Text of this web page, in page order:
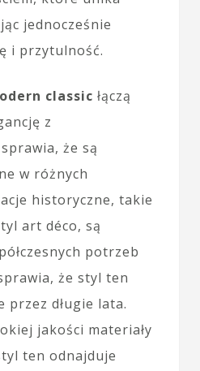
jednocześnie
i przytulność.
classic łączą
z
że są
w różnych
historyczne, takie
art déco, są
potrzeb
że styl ten
przez długie lata.
jakości materiały
ten odnajduje